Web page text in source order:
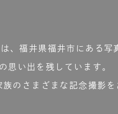
、福井県福井市にある写
思い出を残しています。
のさまざまな記念撮影を